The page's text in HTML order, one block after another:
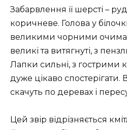
Забарвлення її шерсті –
коричневе. Голова у
великими чорними очима.
великі та витягнуті, з
Лапки сильні, з гострими
дуже цікаво
скачуть по деревах і
Цей звір відрізняється